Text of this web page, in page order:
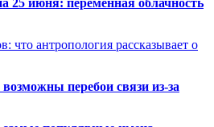
что антропология рассказывает о
перебои связи из-за